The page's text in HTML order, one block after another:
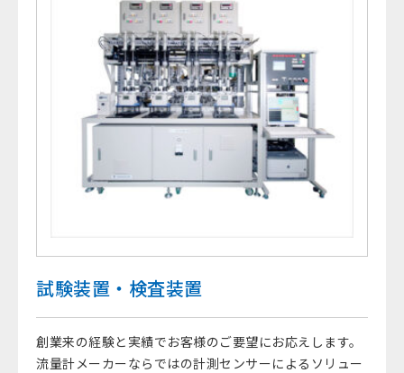
試験装置・検査装置
創業来の経験と実績でお客様のご要望にお応えします。
流量計メーカーならではの計測センサーによるソリュー